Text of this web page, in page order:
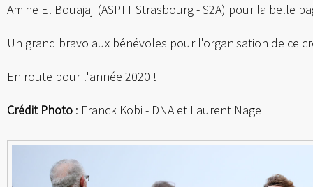
Amine El Bouajaji (ASPTT Strasbourg - S2A) pour la belle
Un grand bravo aux bénévoles pour l'organisation de ce
En route pour l'année 2020 !
Crédit Photo : Franck Kobi - DNA et Laurent Nagel